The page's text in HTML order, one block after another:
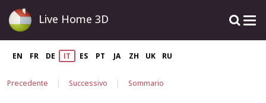
Live Home 3D
EN FR DE IT ES PT JA ZH UK RU
Precedente | Successivo | Sommario